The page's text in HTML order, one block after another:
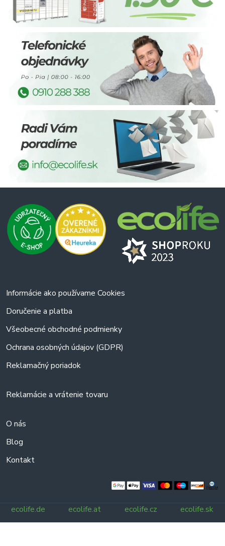
Informácie ako používame Cookies
Doručenie a platba
Všeobecné obchodné podmienky
Ochrana osobných údajov (GDPR)
Reklamačný poriadok
Reklamácie a vrátenie tovaru
O nás
Blog
Kontakt
ecolife.de ecolife.at ecolife.cz ecolife.sk